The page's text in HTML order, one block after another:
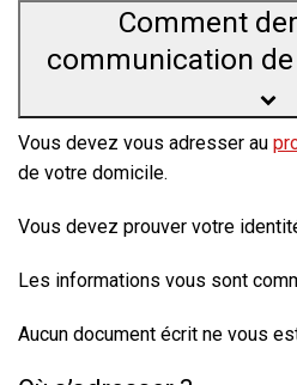
Comment
communication
Vous devez vous adresser au
de votre domicile.
Vous devez prouver votre
Les informations vous sont
Aucun document écrit ne vous